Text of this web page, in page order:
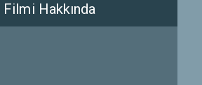
Filmi Hakkında